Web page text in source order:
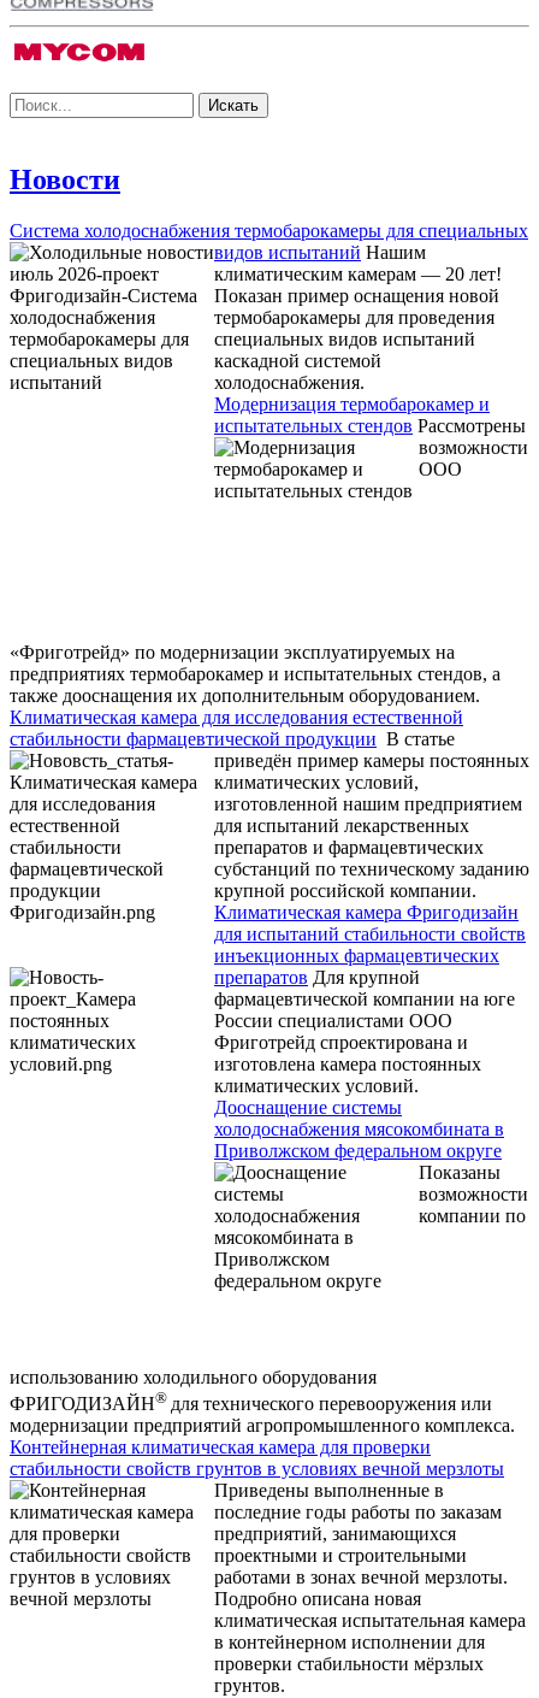
Новости
Система холодоснабжения термобарокамеры для специальных
видов испытаний Нашим
климатическим камерам — 20 лет!
Показан пример оснащения новой
термобарокамеры для проведения
специальных видов испытаний
каскадной системой
холодоснабжения.
Модернизация термобарокамер и
испытательных стендов Рассмотрены
возможности
ООО
«Фриготрейд» по модернизации эксплуатируемых на
предприятиях термобарокамер и испытательных стендов, а
также дооснащения их дополнительным оборудованием.
Климатическая камера для исследования естественной
стабильности фармацевтической продукции В статье
приведён пример камеры постоянных
климатических условий,
изготовленной нашим предприятием
для испытаний лекарственных
препаратов и фармацевтических
субстанций по техническому заданию
крупной российской компании.
Климатическая камера Фригодизайн
для испытаний стабильности свойств
инъекционных фармацевтических
препаратов Для крупной
фармацевтической компании на юге
России специалистами ООО
Фриготрейд спроектирована и
изготовлена камера постоянных
климатических условий.
Дооснащение системы
холодоснабжения мясокомбината в
Приволжском федеральном округе
Показаны
возможности
компании по
использованию холодильного оборудования
ФРИГОДИЗАЙН® для технического перевооружения или
модернизации предприятий агропромышленного комплекса.
Контейнерная климатическая камера для проверки
стабильности свойств грунтов в условиях вечной мерзлоты
Приведены выполненные в
последние годы работы по заказам
предприятий, занимающихся
проектными и строительными
работами в зонах вечной мерзлоты.
Подробно описана новая
климатическая испытательная камера
в контейнерном исполнении для
проверки стабильности мёрзлых
грунтов.